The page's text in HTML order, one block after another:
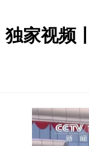
独家视频